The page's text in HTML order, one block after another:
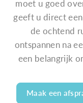
moet u goed
geeft u direct
de ochtend
ontspannen na
een belangrijk
Maak een